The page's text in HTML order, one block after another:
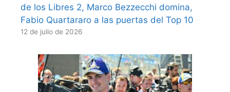
de los Libres 2, Marco Bezzecchi domina,
Fabio Quartararo a las puertas del Top 10
12 de julio de 2026